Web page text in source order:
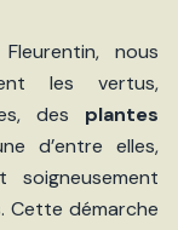
nous
les vertus,
des plantes
d’entre elles,
Cette démarche